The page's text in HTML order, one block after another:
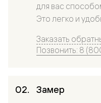
для вас
Это легко и
Заказать
Позвонить: 8
Замер